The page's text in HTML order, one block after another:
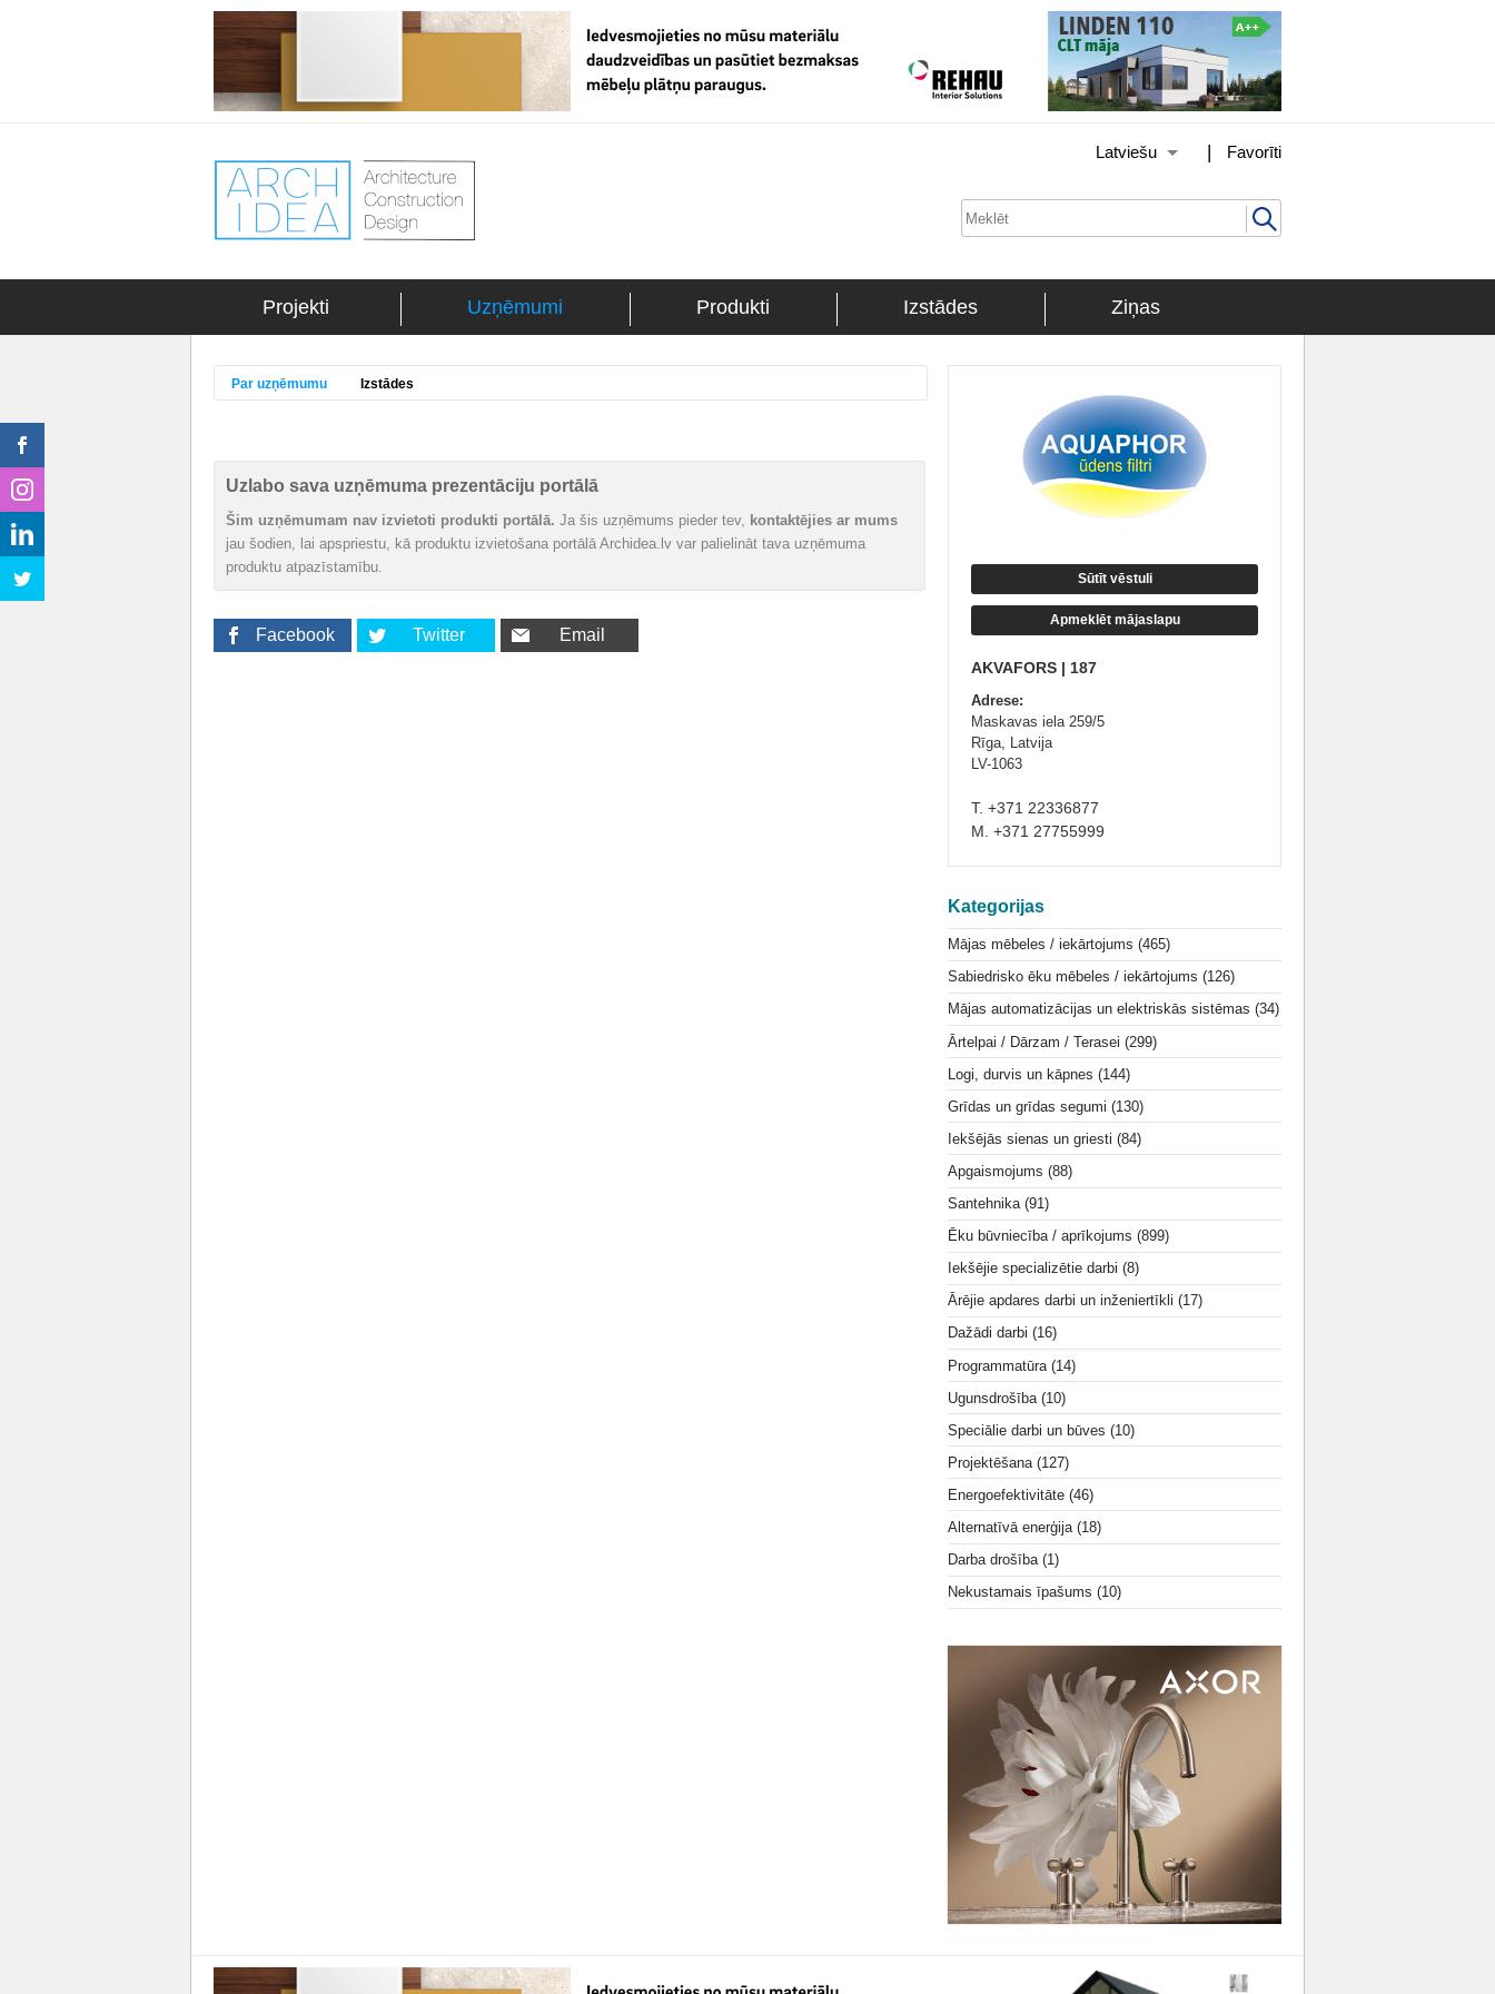
Favorīti
|
Latviešu
Projekti Uzņēmumi Produkti Izstādes Ziņas
Par uzņēmumu Izstādes
Uzlabo sava uzņēmuma prezentāciju portālā
Šim uzņēmumam nav izvietoti produkti portālā. Ja šis uzņēmums pieder tev, kontaktējies ar mums
jau šodien, lai apspriestu, kā produktu izvietošana portālā Archidea.lv var palielināt tava uzņēmuma
produktu atpazīstamību.
Facebook Twitter Email
Sūtīt vēstuli
Apmeklēt mājaslapu
AKVAFORS | 187
Adrese:
Maskavas iela 259/5
Rīga, Latvija
LV-1063
T. +371 22336877
M. +371 27755999
Kategorijas
Mājas mēbeles / iekārtojums (465)
Sabiedrisko ēku mēbeles / iekārtojums (126)
Mājas automatizācijas un elektriskās sistēmas (34)
Ārtelpai / Dārzam / Terasei (299)
Logi, durvis un kāpnes (144)
Grīdas un grīdas segumi (130)
Iekšējās sienas un griesti (84)
Apgaismojums (88)
Santehnika (91)
Ēku būvniecība / aprīkojums (899)
Iekšējie specializētie darbi (8)
Ārējie apdares darbi un inženiertīkli (17)
Dažādi darbi (16)
Programmatūra (14)
Ugunsdrošība (10)
Speciālie darbi un būves (10)
Projektēšana (127)
Energoefektivitāte (46)
Alternatīvā enerģija (18)
Darba drošība (1)
Nekustamais īpašums (10)